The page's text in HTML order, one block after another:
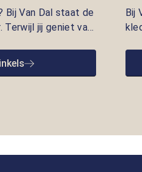
Bij Van Dal staat de
Terwijl jij geniet van
die écht bij je
en gastvrijheid
Bij